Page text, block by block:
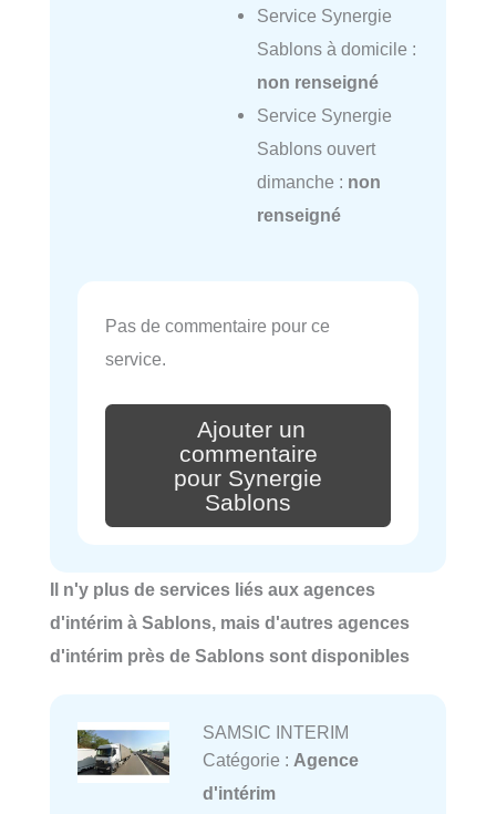
Service Synergie
Sablons à domicile :
non renseigné
Service Synergie
Sablons ouvert
dimanche : non
renseigné
Pas de commentaire pour ce
service.
Ajouter un
commentaire
pour Synergie
Sablons
Il n'y plus de services liés aux agences
d'intérim à Sablons, mais d'autres agences
d'intérim près de Sablons sont disponibles
SAMSIC INTERIM
Catégorie : Agence
d'intérim